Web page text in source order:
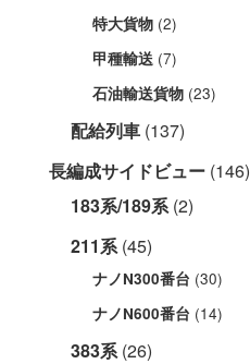
特大貨物 (2)
甲種輸送 (7)
石油輸送貨物 (23)
配給列車 (137)
長編成サイドビュー (146)
183系/189系(2)
211系(45)
ナノN300番台 (30)
ナノN600番台 (14)
383系(26)